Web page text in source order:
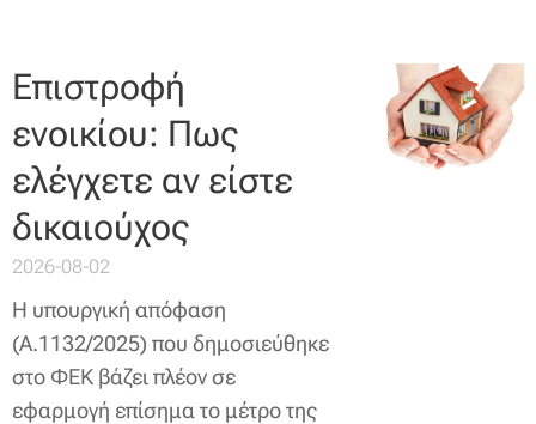
Επιστροφή
ενοικίου: Πως
ελέγχετε αν είστε
δικαιούχος
2026-08-02
Η υπουργική απόφαση
(Α.1132/2025) που δημοσιεύθηκε
στο ΦΕΚ βάζει πλέον σε
εφαρμογή επίσημα το μέτρο της